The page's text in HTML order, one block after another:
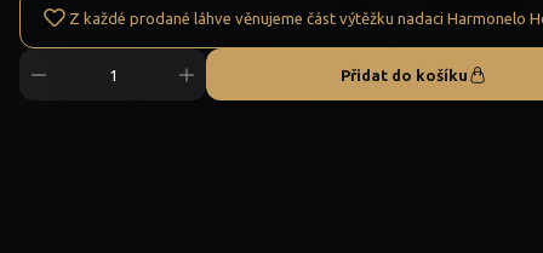
Z každé prodané láhve věnujeme část výtěžku nadaci Harmonelo
Přidat do košíku